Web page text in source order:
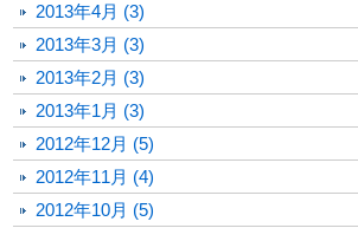
2013年4月 (3)
2013年3月 (3)
2013年2月 (3)
2013年1月 (3)
2012年12月 (5)
2012年11月 (4)
2012年10月 (5)